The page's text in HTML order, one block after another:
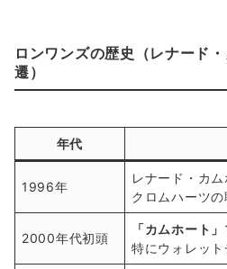
ロンワンズの歴史（レナード
遷）
年代
1996年
レナード・カ
クロムハーツ
2000年代初頭
「カムホート
特にウォレッ